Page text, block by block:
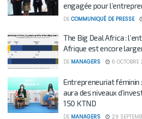
engagée pour
DE COMMUNIQUÉ DE PRESSE
The Big Deal Africa :
Afrique est encore
DE MANAGERS 6 OCTOBRE
Entrepreneuriat
aura des niveaux
150 KTND
DE MANAGERS 29